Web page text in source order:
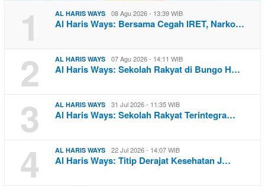
1 AL HARIS WAYS 08 Agu 2026 - 13:39 WIB
Al Haris Ways: Bersama Cegah IRET, Narko…
2 AL HARIS WAYS 07 Agu 2026 - 14:11 WIB
Al Haris Ways: Sekolah Rakyat di Bungo H…
3 AL HARIS WAYS 31 Jul 2026 - 11:35 WIB
Al Haris Ways: Sekolah Rakyat Terintegra…
4 AL HARIS WAYS 22 Jul 2026 - 14:07 WIB
Al Haris Ways: Titip Derajat Kesehatan J…